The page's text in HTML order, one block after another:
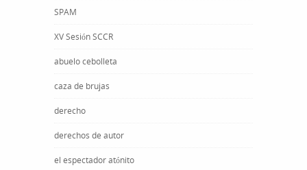
SPAM
XV Sesión SCCR
abuelo cebolleta
caza de brujas
derecho
derechos de autor
el espectador atónito